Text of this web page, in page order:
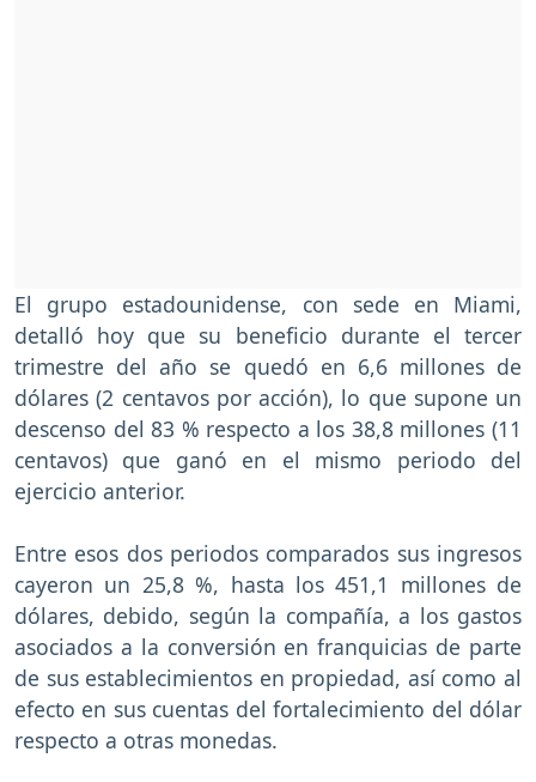
El grupo estadounidense, con sede en Miami,
detalló hoy que su beneficio durante el tercer
trimestre del año se quedó en 6,6 millones de
dólares (2 centavos por acción), lo que supone un
descenso del 83 % respecto a los 38,8 millones (11
centavos) que ganó en el mismo periodo del
ejercicio anterior.
Entre esos dos periodos comparados sus ingresos
cayeron un 25,8 %, hasta los 451,1 millones de
dólares, debido, según la compañía, a los gastos
asociados a la conversión en franquicias de parte
de sus establecimientos en propiedad, así como al
efecto en sus cuentas del fortalecimiento del dólar
respecto a otras monedas.